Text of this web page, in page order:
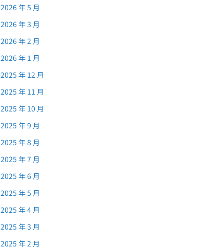
2026 年 5 月
2026 年 3 月
2026 年 2 月
2026 年 1 月
2025 年 12 月
2025 年 11 月
2025 年 10 月
2025 年 9 月
2025 年 8 月
2025 年 7 月
2025 年 6 月
2025 年 5 月
2025 年 4 月
2025 年 3 月
2025 年 2 月